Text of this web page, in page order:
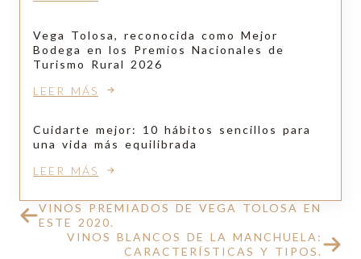
Vega Tolosa, reconocida como Mejor
Bodega en los Premios Nacionales de
Turismo Rural 2026
LEER MÁS
Cuidarte mejor: 10 hábitos sencillos para
una vida más equilibrada
LEER MÁS
VINOS PREMIADOS DE VEGA TOLOSA EN
ESTE 2020.
VINOS BLANCOS DE LA MANCHUELA:
CARACTERÍSTICAS Y TIPOS.